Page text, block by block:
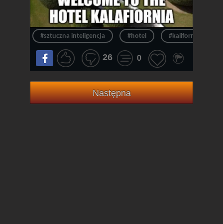
#sztuczna inteligencja #hotel #kalifornia
26 0
Następna